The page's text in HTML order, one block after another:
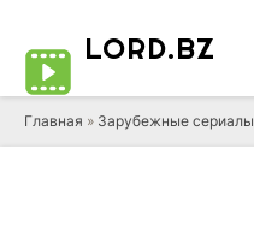
LORD.BZ
Главная » Зарубежные сериалы